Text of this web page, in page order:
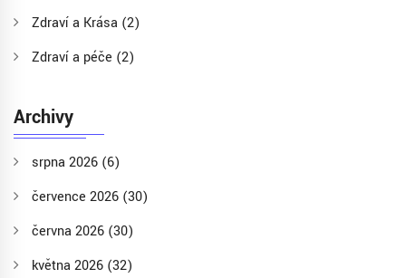
Zdraví a Krása (2)
Zdraví a péče (2)
Archivy
srpna 2026 (6)
července 2026 (30)
června 2026 (30)
května 2026 (32)